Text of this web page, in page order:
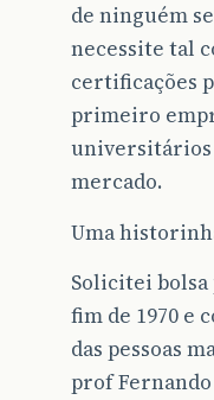
de ninguém
necessite tal
certificações
primeiro
universitários
mercado.
Uma
Solicitei bolsa
fim de 1970 e
das pessoas
prof